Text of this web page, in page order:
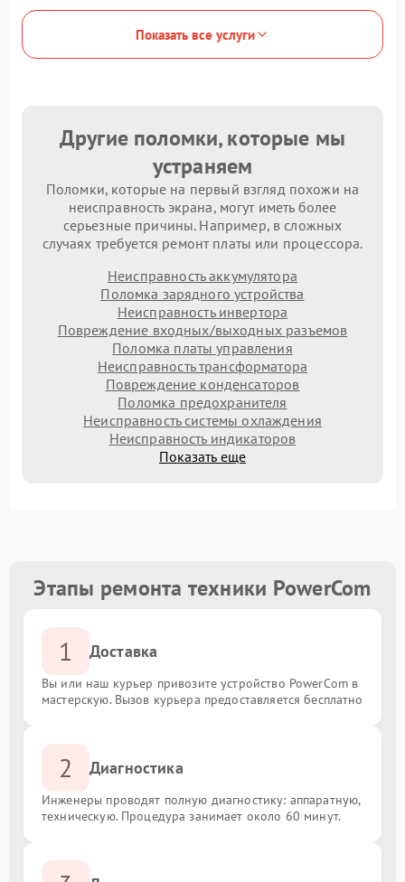
Показать все услуги
Другие поломки, которые мы
устраняем
Поломки, которые на первый взгляд похожи на
неисправность экрана, могут иметь более
серьезные причины. Например, в сложных
случаях требуется ремонт платы или процессора.
Неисправность аккумулятора
Поломка зарядного устройства
Неисправность инвертора
Повреждение входных/выходных разъемов
Поломка платы управления
Неисправность трансформатора
Повреждение конденсаторов
Поломка предохранителя
Неисправность системы охлаждения
Неисправность индикаторов
Показать еще
Этапы ремонта техники PowerCom
1 Доставка
Вы или наш курьер привозите устройство PowerCom в
мастерскую. Вызов курьера предоставляется бесплатно
2 Диагностика
Инженеры проводят полную диагностику: аппаратную,
техническую. Процедура занимает около 60 минут.